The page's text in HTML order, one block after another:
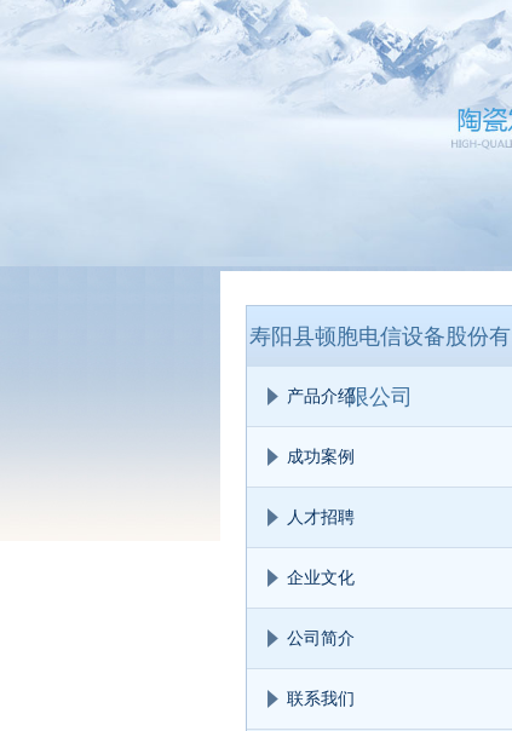
寿阳县顿胞电信设备股份有
限公司
产品介绍
成功案例
人才招聘
企业文化
公司简介
联系我们